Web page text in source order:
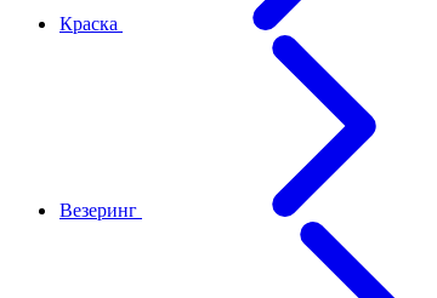
Краска
Везеринг